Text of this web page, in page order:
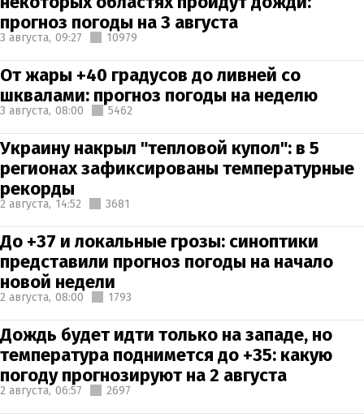
прогноз погоды на 3 августа
3 августа, 09:27 10979
От жары +40 градусов до ливней со
шквалами: прогноз погоды на неделю
3 августа, 08:00 5462
Украину накрыл "тепловой купол": в 5
регионах зафиксированы температурные
рекорды
2 августа, 14:52 3681
До +37 и локальные грозы: синоптики
представили прогноз погоды на начало
новой недели
2 августа, 08:00 1793
Дождь будет идти только на западе, но
температура поднимется до +35: какую
погоду прогнозируют на 2 августа
2 августа, 06:57 2697